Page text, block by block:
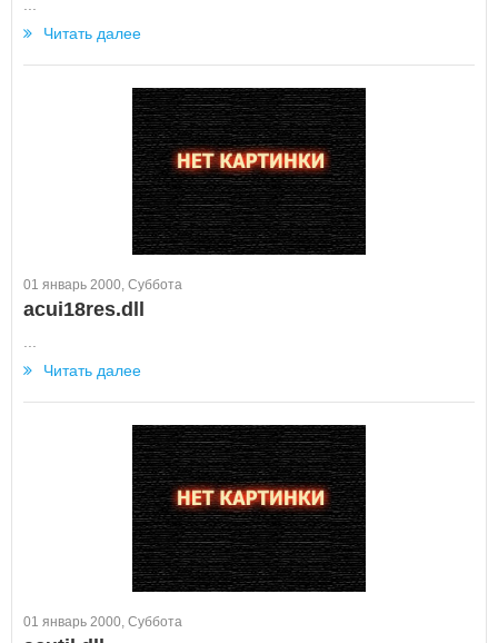
Читать далее
01 январь 2000, Суббота
acui18res.dll
Читать далее
01 январь 2000, Суббота